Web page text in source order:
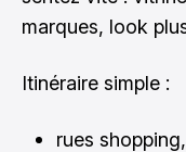
marques, look
Itinéraire simple :
rues shopping,